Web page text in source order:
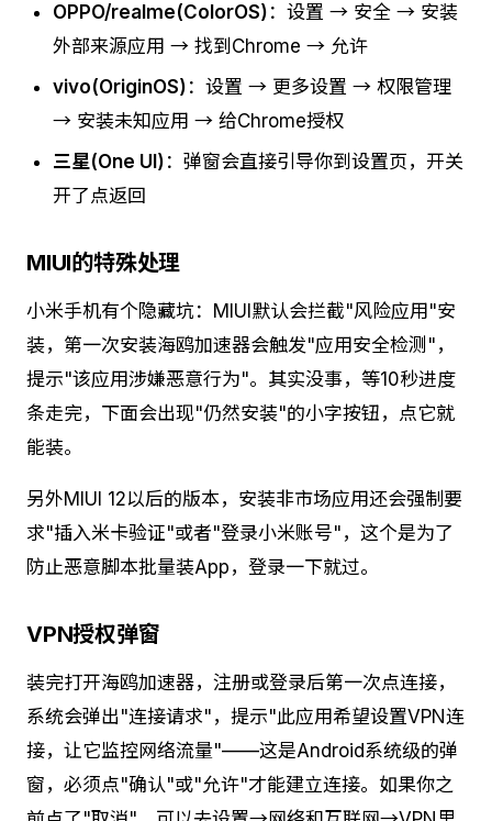
OPPO/realme(ColorOS) ：设置 → 安全 → 安装
外部来源应用 → 找到Chrome → 允许
vivo(OriginOS) ：设置 → 更多设置 → 权限管理
→ 安装未知应用 → 给Chrome授权
三星(One UI) ：弹窗会直接引导你到设置页，开关
开了点返回
MIUI的特殊处理
小米手机有个隐藏坑：MIUI默认会拦截"风险应用"安
装，第一次安装海鸥加速器会触发"应用安全检测"，
提示"该应用涉嫌恶意行为"。其实没事，等10秒进度
条走完，下面会出现"仍然安装"的小字按钮，点它就
能装。
另外MIUI 12以后的版本，安装非市场应用还会强制要
求"插入米卡验证"或者"登录小米账号"，这个是为了
防止恶意脚本批量装App，登录一下就过。
VPN授权弹窗
装完打开海鸥加速器，注册或登录后第一次点连接，
系统会弹出"连接请求"，提示"此应用希望设置VPN连
接，让它监控网络流量"——这是Android系统级的弹
窗，必须点"确认"或"允许"才能建立连接。如果你之